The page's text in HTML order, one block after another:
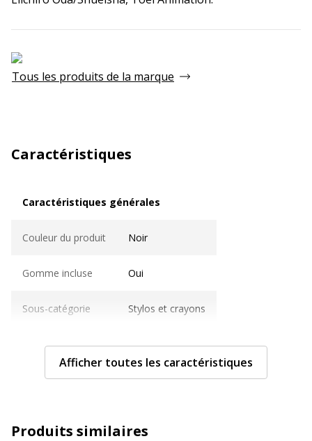
Tous les produits de la marque
Caractéristiques
Caractéristiques générales
Couleur du produit Noir
Gomme incluse Oui
Sous-catégorie Stylos et crayons
Type de produit roller effaçable
Type de produit Roller
Afficher toutes les caractéristiques
Produits similaires